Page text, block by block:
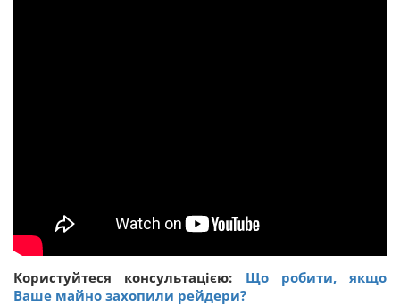
Користуйтеся консультацією: Що робити, якщо
Ваше майно захопили рейдери?